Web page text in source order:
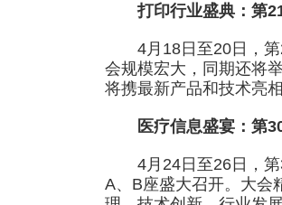
打印行业盛典：第
4月18日至20日，第
会规模宏大，同期还将
将携最新产品和技术亮
医疗信息盛宴：第
4月24日至26日，第
A、B座盛大召开。大会